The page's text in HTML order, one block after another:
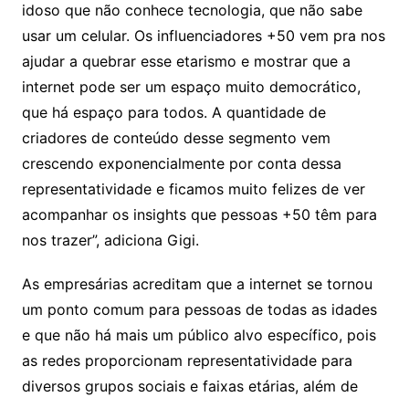
idoso que não conhece tecnologia, que não sabe
usar um celular. Os influenciadores +50 vem pra nos
ajudar a quebrar esse etarismo e mostrar que a
internet pode ser um espaço muito democrático,
que há espaço para todos. A quantidade de
criadores de conteúdo desse segmento vem
crescendo exponencialmente por conta dessa
representatividade e ficamos muito felizes de ver
acompanhar os insights que pessoas +50 têm para
nos trazer”, adiciona Gigi.
As empresárias acreditam que a internet se tornou
um ponto comum para pessoas de todas as idades
e que não há mais um público alvo específico, pois
as redes proporcionam representatividade para
diversos grupos sociais e faixas etárias, além de